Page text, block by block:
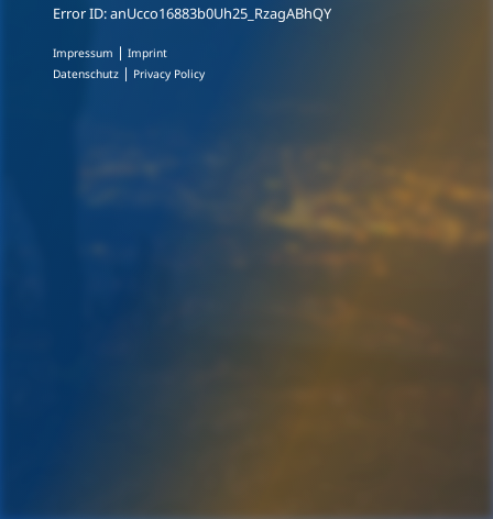
Error ID:anUcco16883b0Uh25_RzagABhQY
Impressum | Imprint
Datenschutz | Privacy Policy